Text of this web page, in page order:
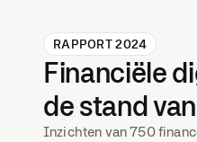
RAPPORT 2024
Financiële
de stand
Inzichten van 750